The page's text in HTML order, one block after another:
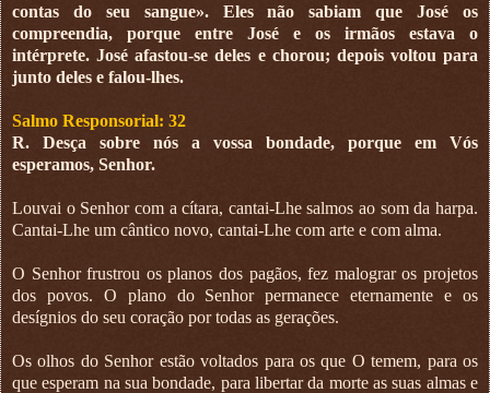
contas do seu sangue». Eles não sabiam que José os
compreendia, porque entre José e os irmãos estava o
intérprete. José afastou-se deles e chorou; depois voltou para
junto deles e falou-lhes.
Salmo Responsorial: 32
R. Desça sobre nós a vossa bondade, porque em Vós
esperamos, Senhor.
Louvai o Senhor com a cítara, cantai-Lhe salmos ao som da harpa.
Cantai-Lhe um cântico novo, cantai-Lhe com arte e com alma.
O Senhor frustrou os planos dos pagãos, fez malograr os projetos
dos povos. O plano do Senhor permanece eternamente e os
desígnios do seu coração por todas as gerações.
Os olhos do Senhor estão voltados para os que O temem, para os
que esperam na sua bondade, para libertar da morte as suas almas e